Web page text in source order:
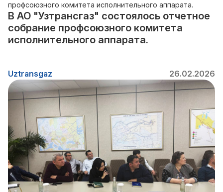
профсоюзного комитета исполнительного аппарата.
В АО "Узтрансгаз" состоялось отчетное
собрание профсоюзного комитета
исполнительного аппарата.
Uztransgaz 26.02.2026